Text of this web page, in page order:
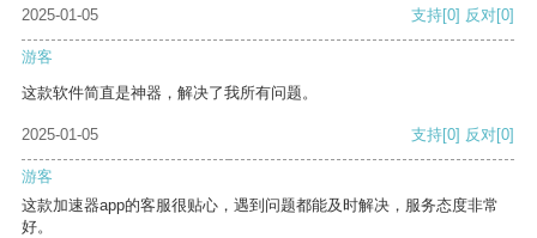
2025-01-05
支持[0] 反对[0]
游客
这款软件简直是神器，解决了我所有问题。
2025-01-05 支持[0] 反对[0]
游客
这款加速器app的客服很贴心，遇到问题都能及时解决，服务态度非常
好。